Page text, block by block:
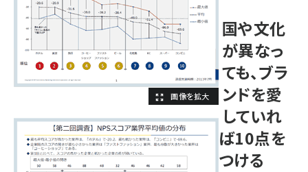
国や文化
が異なっ
ても、ブラ
ンドを愛
していれ
ば10点を
つける